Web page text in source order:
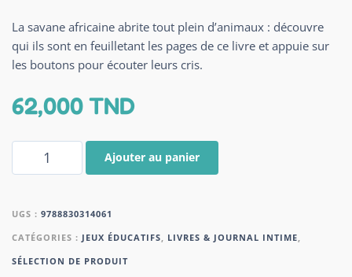
La savane africaine abrite tout plein d’animaux : découvre
qui ils sont en feuilletant les pages de ce livre et appuie sur
les boutons pour écouter leurs cris.
62,000TND
Ajouter au panier
UGS : 9788830314061
CATÉGORIES : JEUX ÉDUCATIFS LIVRES & JOURNAL INTIME
SÉLECTION DE PRODUIT